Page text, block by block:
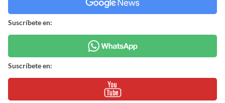
Suscríbete en:
Suscríbete en: